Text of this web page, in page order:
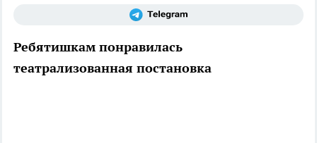
Ребятишкам понравилась
театрализованная постановка